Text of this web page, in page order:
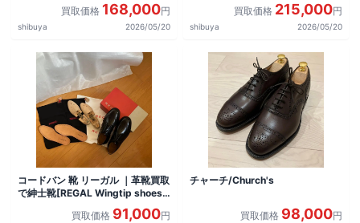
買取価格 168,000円
shibuya 2026/05/20
買取価格 215,000円
shibuya 2026/05/20
コードバン 靴 リーガル ｜革靴買取
で紳士靴[REGAL Wingtip shoes]
買取価格 91,000円
チャーチ/Church's
買取価格 98,000円